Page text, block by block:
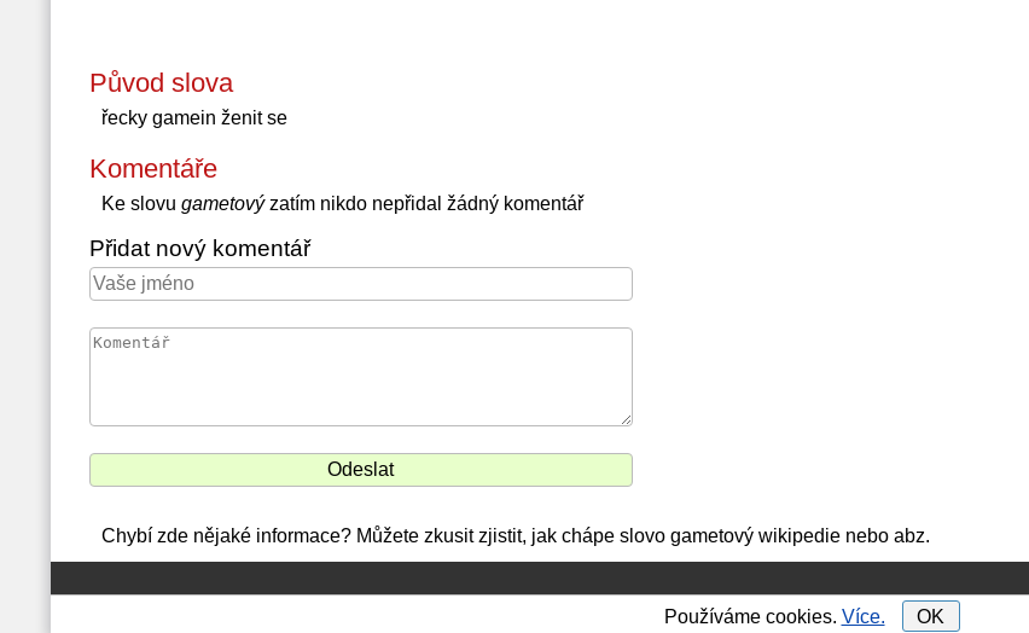
Původ slova
řecky gamein ženit se
Komentáře
Ke slovu gametovýzatím nikdo nepřidal žádný komentář
Přidat nový komentář
Chybí zde nějaké informace? Můžete zkusit zjistit, jak chápe slovo gametový wikipedie nebo abz.
Používáme cookies. Více. OK